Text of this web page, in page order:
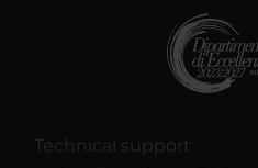
Technical support